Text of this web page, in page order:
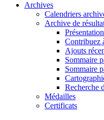
Archives
Calendriers
Archive de
Présentation
Contribuez
Ajouts
Sommaire
Sommaire
Recherche
Médailles
Certificats